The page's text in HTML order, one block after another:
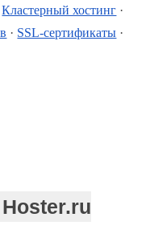
Кластерный хостинг ·
· SSL-сертификаты ·